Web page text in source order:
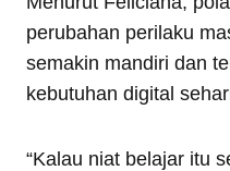
perubahan perilaku
semakin mandiri dan
kebutuhan digital
“Kalau niat belajar itu